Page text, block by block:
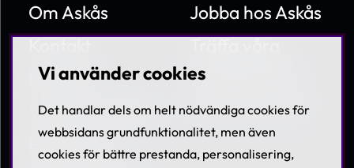
Om Askås
Nyheter
Villkor & Policies
Hållbarhet
Jobba hos Askås
medarbetare
Lediga tjänster
Vi använder cookies
Det handlar dels om helt nödvändiga cookies för
webbsidans grundfunktionalitet, men även
cookies för bättre prestanda, personalisering,